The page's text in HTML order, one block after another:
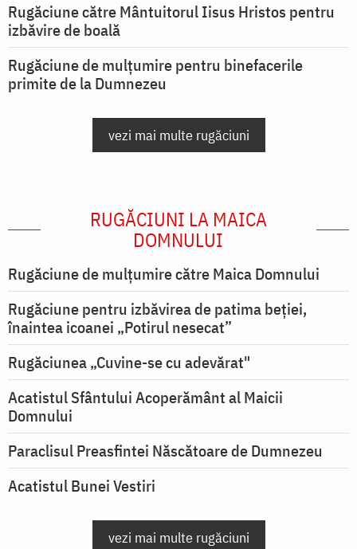
Rugăciune către Mântuitorul Iisus Hristos pentru
izbăvire de boală
Rugăciune de mulțumire pentru binefacerile
primite de la Dumnezeu
vezi mai multe rugăciuni
RUGĂCIUNI LA MAICA
DOMNULUI
Rugăciune de mulţumire către Maica Domnului
Rugăciune pentru izbăvirea de patima beției,
înaintea icoanei „Potirul nesecat”
Rugăciunea „Cuvine-se cu adevărat"
Acatistul Sfântului Acoperământ al Maicii
Domnului
Paraclisul Preasfintei Născătoare de Dumnezeu
Acatistul Bunei Vestiri
vezi mai multe rugăciuni